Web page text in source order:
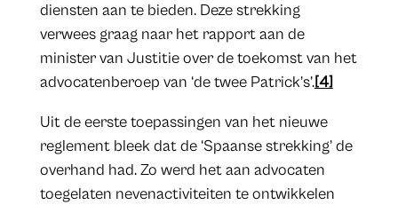
diensten aan te bieden. Deze strekking
verwees graag naar het rapport aan de
minister van Justitie over de toekomst van het
advocatenberoep van ‘de twee Patrick’s’.[4]
Uit de eerste toepassingen van het nieuwe
reglement bleek dat de ‘Spaanse strekking’ de
overhand had. Zo werd het aan advocaten
toegelaten nevenactiviteiten te ontwikkelen